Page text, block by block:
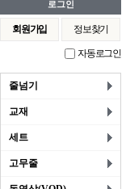
회원가입 정보찾기
자동로그인
줄넘기
교재
세트
고무줄